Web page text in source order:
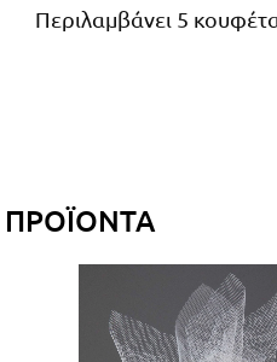
Περιλαμβάνει 5
ΠΡΟΪΌΝΤΑ